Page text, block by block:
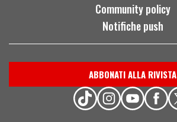
Community policy
Notifiche push
ABBONATI ALLA RIVISTA